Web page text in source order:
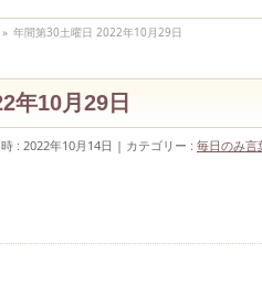
» 年間第30土曜日 2022年10月29日
年10月29日
: 2022年10月14日 カテゴリー : 毎日のみ言